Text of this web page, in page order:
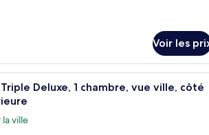
Voir les
Une chambre d’hôtel
Deluxe, 1 chambre, vue ville, côté
la ville